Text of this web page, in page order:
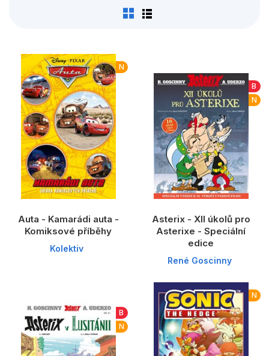
Dárkové publikace
Dárkové zboží
Hobby
Jazyky
Kalendáře
Komiks
Kuchařky
Počítače
Populárně - naučná pro dospělé
Populárně - naučné pro děti
Předškoláci
N
Auta - Kamarádi auta -
Komiksové příběhy
Kolektiv
B
N
Asterix - XII úkolů pro
Asterixe - Speciální
edice
René Goscinny
B
N
N